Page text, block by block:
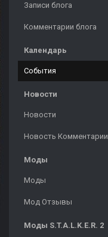
Записи блога
Комментарии блога
Календарь
События
Новости
Новости
Новость Комментарии
Моды
Моды
Мод Отзывы
Моды S.T.A.L.K.E.R. 2